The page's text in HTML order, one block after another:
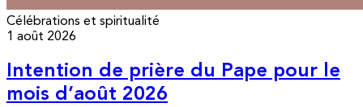
Célébrations et spiritualité
1 août 2026
Intention de prière du Pape pour le
mois d’août 2026